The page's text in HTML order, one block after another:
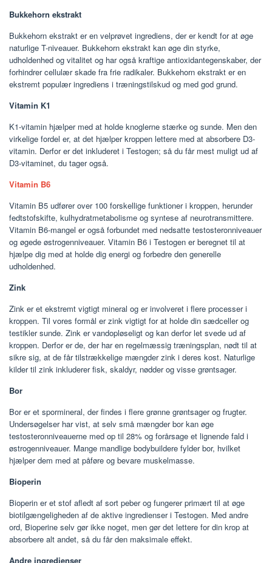
Bukkehorn ekstrakt
Bukkehorn ekstrakt er en velprøvet ingrediens, der er kendt for at øge
naturlige T-niveauer. Bukkehorn ekstrakt kan øge din styrke,
udholdenhed og vitalitet og har også kraftige antioxidantegenskaber, der
forhindrer cellulær skade fra frie radikaler. Bukkehorn ekstrakt er en
ekstremt populær ingrediens i træningstilskud og med god grund.
Vitamin K1
K1-vitamin hjælper med at holde knoglerne stærke og sunde. Men den
virkelige fordel er, at det hjælper kroppen lettere med at absorbere D3-
vitamin. Derfor er det inkluderet i Testogen; så du får mest muligt ud af
D3-vitaminet, du tager også.
Vitamin B6
Vitamin B5 udfører over 100 forskellige funktioner i kroppen, herunder
fedtstofskifte, kulhydratmetabolisme og syntese af neurotransmittere.
Vitamin B6-mangel er også forbundet med nedsatte testosteronniveauer
og øgede østrogenniveauer. Vitamin B6 i Testogen er beregnet til at
hjælpe dig med at holde dig energi og forbedre den generelle
udholdenhed.
Zink
Zink er et ekstremt vigtigt mineral og er involveret i flere processer i
kroppen. Til vores formål er zink vigtigt for at holde din sædceller og
testikler sunde. Zink er vandopløseligt og kan derfor let svede ud af
kroppen. Derfor er de, der har en regelmæssig træningsplan, nødt til at
sikre sig, at de får tilstrækkelige mængder zink i deres kost. Naturlige
kilder til zink inkluderer fisk, skaldyr, nødder og visse grøntsager.
Bor
Bor er et spormineral, der findes i flere grønne grøntsager og frugter.
Undersøgelser har vist, at selv små mængder bor kan øge
testosteronniveauerne med op til 28% og forårsage et lignende fald i
østrogenniveauer. Mange mandlige bodybuildere fylder bor, hvilket
hjælper dem med at påføre og bevare muskelmasse.
Bioperin
Bioperin er et stof afledt af sort peber og fungerer primært til at øge
biotilgængeligheden af ​​de aktive ingredienser i Testogen. Med andre
ord, Bioperine selv gør ikke noget, men gør det lettere for din krop at
absorbere alt andet, så du får den maksimale effekt.
Andre ingredienser